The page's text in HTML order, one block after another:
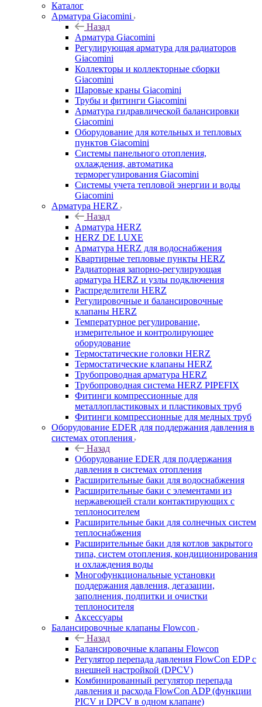
Каталог
Арматура Giacomini
Назад
Арматура Giacomini
Регулирующая арматура для радиаторов
Giacomini
Коллекторы и коллекторные сборки
Giacomini
Шаровые краны Giacomini
Трубы и фитинги Giacomini
Арматура гидравлической балансировки
Giacomini
Оборудование для котельных и тепловых
пунктов Giacomini
Системы панельного отопления,
охлаждения, автоматика
терморегулирования Giacomini
Системы учета тепловой энергии и воды
Giacomini
Арматура HERZ
Назад
Арматура HERZ
HERZ DE LUXE
Арматура HERZ для водоснабжения
Квартирные тепловые пункты HERZ
Радиаторная запорно-регулирующая
арматура HERZ и узлы подключения
Распределители HERZ
Регулировочные и балансировочные
клапаны HERZ
Температурное регулирование,
измерительное и контролирующее
оборудование
Термостатические головки HERZ
Термостатические клапаны HERZ
Трубопроводная арматура HERZ
Трубопроводная система HERZ PIPEFIX
Фитинги компрессионные для
металлопластиковых и пластиковых труб
Фитинги компрессионные для медных труб
Оборудование EDER для поддержания давления в
системах отопления
Назад
Оборудование EDER для поддержания
давления в системах отопления
Расширительные баки для водоснабжения
Расширительные баки с элементами из
нержавеющей стали контактирующих с
теплоносителем
Расширительные баки для солнечных систем
теплоснабжения
Расширительные баки для котлов закрытого
типа, систем отопления, кондиционирования
и охлаждения воды
Многофункциональные установки
поддержания давления, дегазации,
заполнения, подпитки и очистки
теплоносителя
Аксессуары
Балансировочные клапаны Flowcon
Назад
Балансировочные клапаны Flowcon
Регулятор перепада давления FlowСon EDP с
внешней настройкой (DPCV)
Комбинированный регулятор перепада
давления и расхода FlowСon ADP (функции
PICV и DPCV в одном клапане)